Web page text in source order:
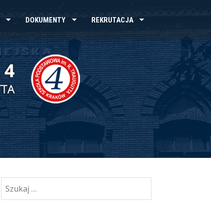
DOKUMENTY REKRUTACJA
Szukaj: